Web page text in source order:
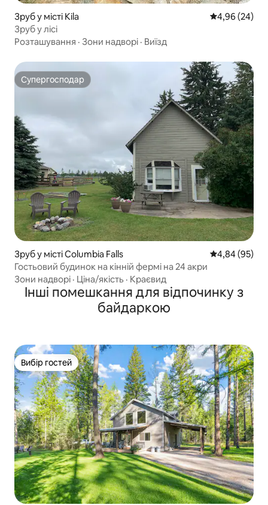
Зруб у місті Kila Середня
4,96 (24)
Зруб у лісі
Розташування · Зони надворі · Виїзд
Супергосподар
Супергосподар
Зруб у місті Columbia Falls Середня
4,84 (95)
Гостьовий будинок на кінній фермі на 24 акри
Зони надворі · Ціна/якість · Краєвид
Інші помешкання для відпочинку з
байдаркою
Вибір гостей
Вибір гостей